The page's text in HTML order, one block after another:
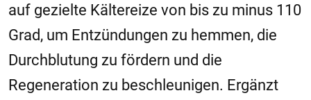
auf gezielte Kältereize von bis zu minus 110
Grad, um Entzündungen zu hemmen, die
Durchblutung zu fördern und die
Regeneration zu beschleunigen. Ergänzt